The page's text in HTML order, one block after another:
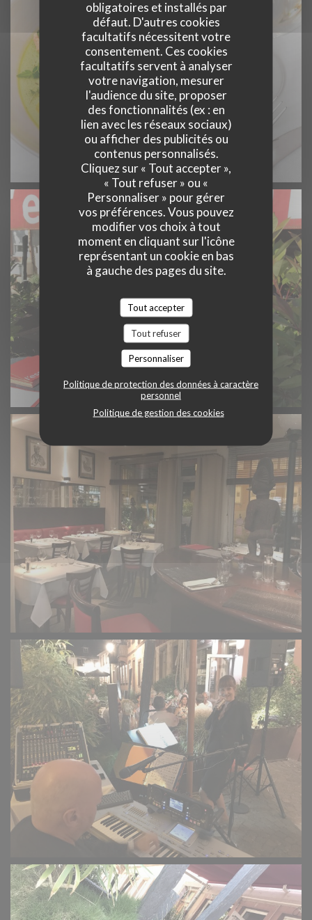
obligatoires et installés par
défaut. D'autres cookies
facultatifs nécessitent votre
consentement. Ces cookies
facultatifs servent à analyser
votre navigation, mesurer
l'audience du site, proposer
des fonctionnalités (ex : en
lien avec les réseaux sociaux)
ou afficher des publicités ou
contenus personnalisés.
Cliquez sur « Tout accepter »,
« Tout refuser » ou «
Personnaliser » pour gérer
vos préférences. Vous pouvez
modifier vos choix à tout
moment en cliquant sur l'icône
représentant un cookie en bas
à gauche des pages du site.
Tout accepter
Tout refuser
Personnaliser
Politique de protection des données à caractère
personnel
Politique de gestion des cookies